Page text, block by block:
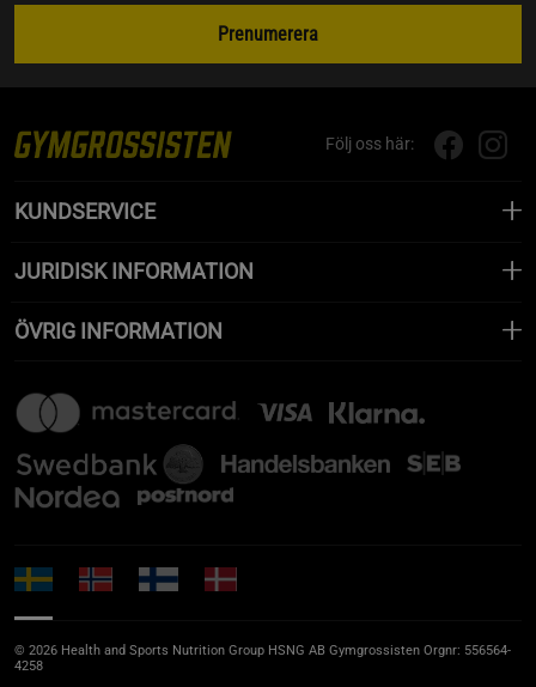
Prenumerera
Följ oss här:
KUNDSERVICE
JURIDISK INFORMATION
ÖVRIG INFORMATION
© 2026 Health and Sports Nutrition Group HSNG AB Gymgrossisten Orgnr: 556564-
4258